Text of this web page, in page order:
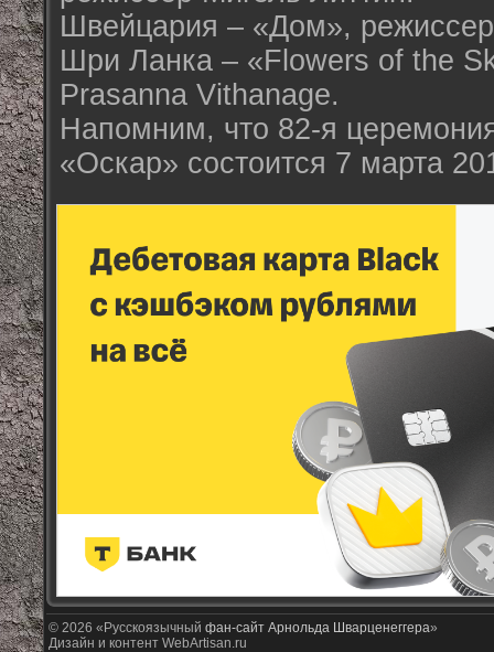
Швейцария – «Дом»,
Шри Ланка – «Flowers of the
Prasanna Vithanage.
Напомним, что 82-я
«Оскар» состоится 7 марта
© 2026 «Русскоязычный фан-сайт Арнольда Шварценеггера»
Дизайн и контент WebArtisan.ru